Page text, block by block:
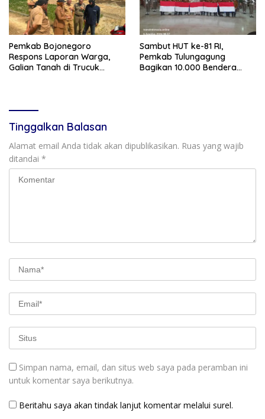
Pemkab Bojonegoro
Respons Laporan Warga,
Galian Tanah di Trucuk
Sambut HUT ke-81 RI,
Pemkab Tulungagung
Bagikan 10.000 Bendera
Tinggalkan Balasan
Alamat email Anda tidak akan dipublikasikan. Ruas yang wajib
ditandai *
Simpan nama, email, dan situs web saya pada peramban ini
untuk komentar saya berikutnya.
Beritahu saya akan tindak lanjut komentar melalui surel.